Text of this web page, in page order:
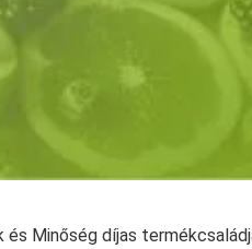
Minőség díjas